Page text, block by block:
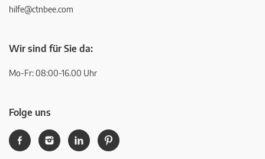
hilfe@ctnbee.com
Wir sind für Sie da:
Mo-Fr: 08:00-16.00 Uhr
Folge uns